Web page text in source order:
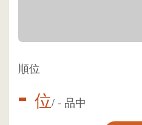
順位
- 位/- 品中